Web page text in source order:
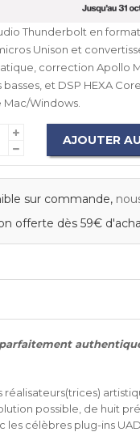
Thunderbolt en
Unison et
correction Apollo
et DSP HEXA
Windows.
AJOUTER
sur commande,
offerte dès 59€
possible, de huit
célèbres plug-ins